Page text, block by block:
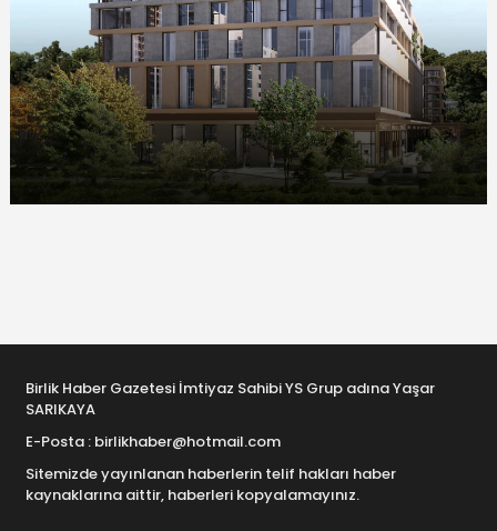
Birlik Haber Gazetesi İmtiyaz Sahibi YS Grup adına Yaşar
SARIKAYA
E-Posta : birlikhaber@hotmail.com
Sitemizde yayınlanan haberlerin telif hakları haber
kaynaklarına aittir, haberleri kopyalamayınız.